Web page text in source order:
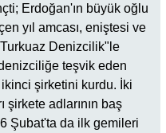
Erdoğan'ın büyük oğlu
yıl amcası, eniştesi ve
Denizcilik"le
teşvik eden
şirketini kurdu. İki
şirkete adlarının baş
Şubat'ta da ilk gemileri